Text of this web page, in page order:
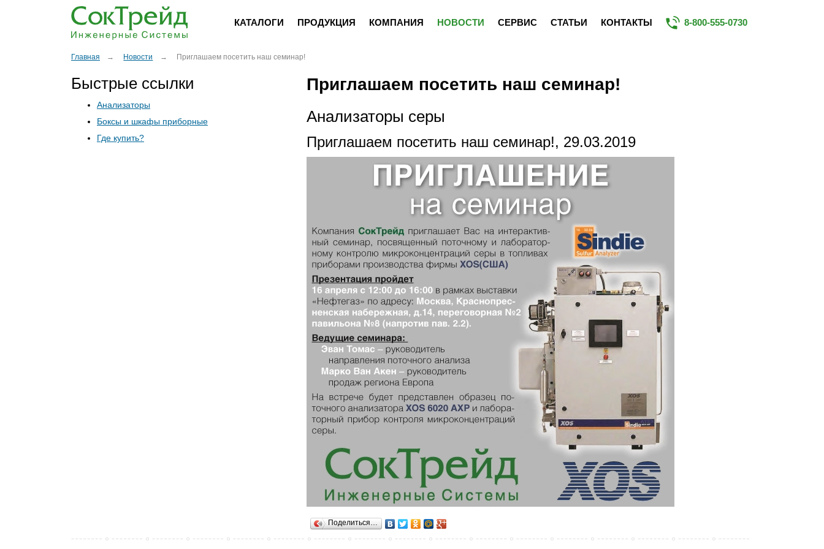
КАТАЛОГИ ПРОДУКЦИЯ КОМПАНИЯ НОВОСТИ СЕРВИС СТАТЬИ КОНТАКТЫ 8-800-555-0730
Главная Новости Приглашаем посетить наш семинар!
Быстрые ссылки
Анализаторы
Боксы и шкафы приборные
Где купить?
Приглашаем посетить наш семинар!
Анализаторы серы
Приглашаем посетить наш семинар!, 29.03.2019
Поделиться…